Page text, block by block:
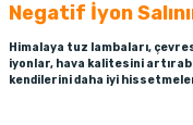
Negatif İyon
Himalaya tuz lambaları,
iyonlar, hava kalitesini
kendilerini daha iyi